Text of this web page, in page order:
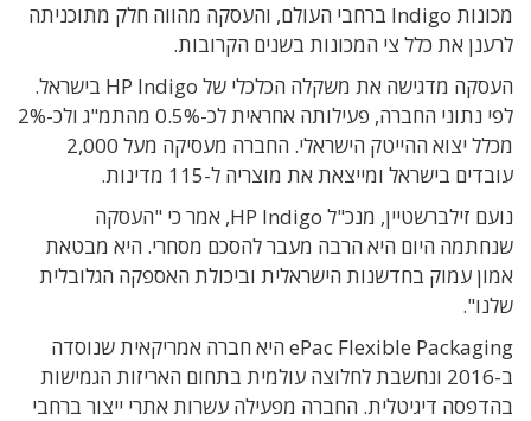
מכונות Indigo ברחבי העולם, והעסקה מהווה חלק מתוכניתה
לרענן את כלל צי המכונות בשנים הקרובות.
העסקה מדגישה את משקלה הכלכלי של HP Indigo בישראל.
לפי נתוני החברה, פעילותה אחראית לכ-0.5% מהתמ"ג ולכ-2%
מכלל יצוא ההייטק הישראלי. החברה מעסיקה מעל 2,000
עובדים בישראל ומייצאת את מוצריה ל-115 מדינות.
נועם זילברשטיין, מנכ"ל HP Indigo, אמר כי "העסקה
שנחתמה היום היא הרבה מעבר להסכם מסחרי. היא מבטאת
אמון עמוק בחדשנות הישראלית וביכולת האספקה הגלובלית
שלנו".
ePac Flexible Packaging היא חברה אמריקאית שנוסדה
ב-2016 ונחשבת לחלוצה עולמית בתחום האריזות הגמישות
בהדפסה דיגיטלית. החברה מפעילה עשרות אתרי ייצור ברחבי